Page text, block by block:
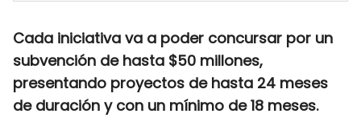
Cada iniciativa va a poder concursar por un
subvención de hasta $50 millones,
presentando proyectos de hasta 24 meses
de duración y con un mínimo de 18 meses.